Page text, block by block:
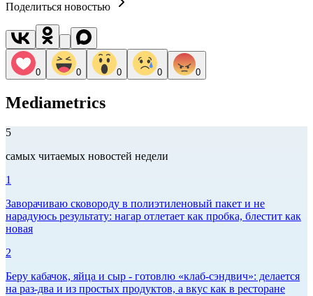
Поделиться новостью
0 0 0 0 0
Mediametrics
5
самых читаемых новостей недели
1
Заворачиваю сковороду в полиэтиленовый пакет и не
нарадуюсь результату: нагар отлетает как пробка, блестит как
новая
2
Беру кабачок, яйца и сыр - готовлю «клаб-сэндвич»: делается
на раз-два и из простых продуктов, а вкус как в ресторане